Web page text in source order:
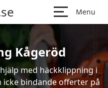
Menu
Kågeröd
med häckklippning i
icke bindande offerter på